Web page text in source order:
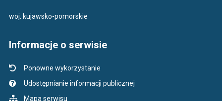
woj. kujawsko-pomorskie
Informacje o serwisie
Ponowne wykorzystanie
Udostępnianie informacji publicznej
Mapa serwisu